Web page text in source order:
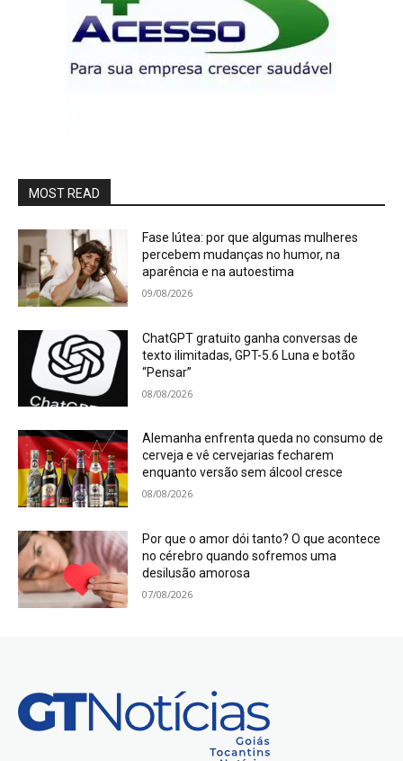
MOST READ
Fase lútea: por que algumas mulheres
percebem mudanças no humor, na
aparência e na autoestima
09/08/2026
ChatGPT gratuito ganha conversas de
texto ilimitadas, GPT-5.6 Luna e botão
“Pensar”
08/08/2026
Alemanha enfrenta queda no consumo de
cerveja e vê cervejarias fecharem
enquanto versão sem álcool cresce
08/08/2026
Por que o amor dói tanto? O que acontece
no cérebro quando sofremos uma
desilusão amorosa
07/08/2026